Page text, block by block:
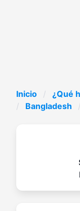
Inicio ¿Qué
Bangladesh